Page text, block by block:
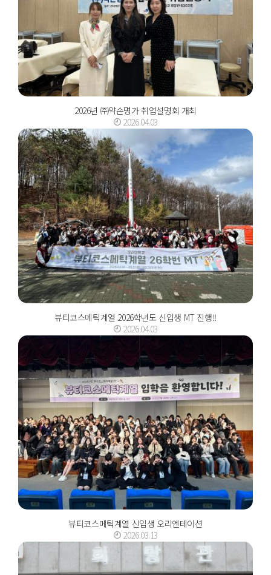
2026년 ㈜약손명가 취업설명회 개최
2026.04.03
뷰티코스메틱계열 2026학년도 신입생 MT 진행!!
2026.04.03
뷰티코스메틱계열 신입생 오리엔테이션
2026.03.13